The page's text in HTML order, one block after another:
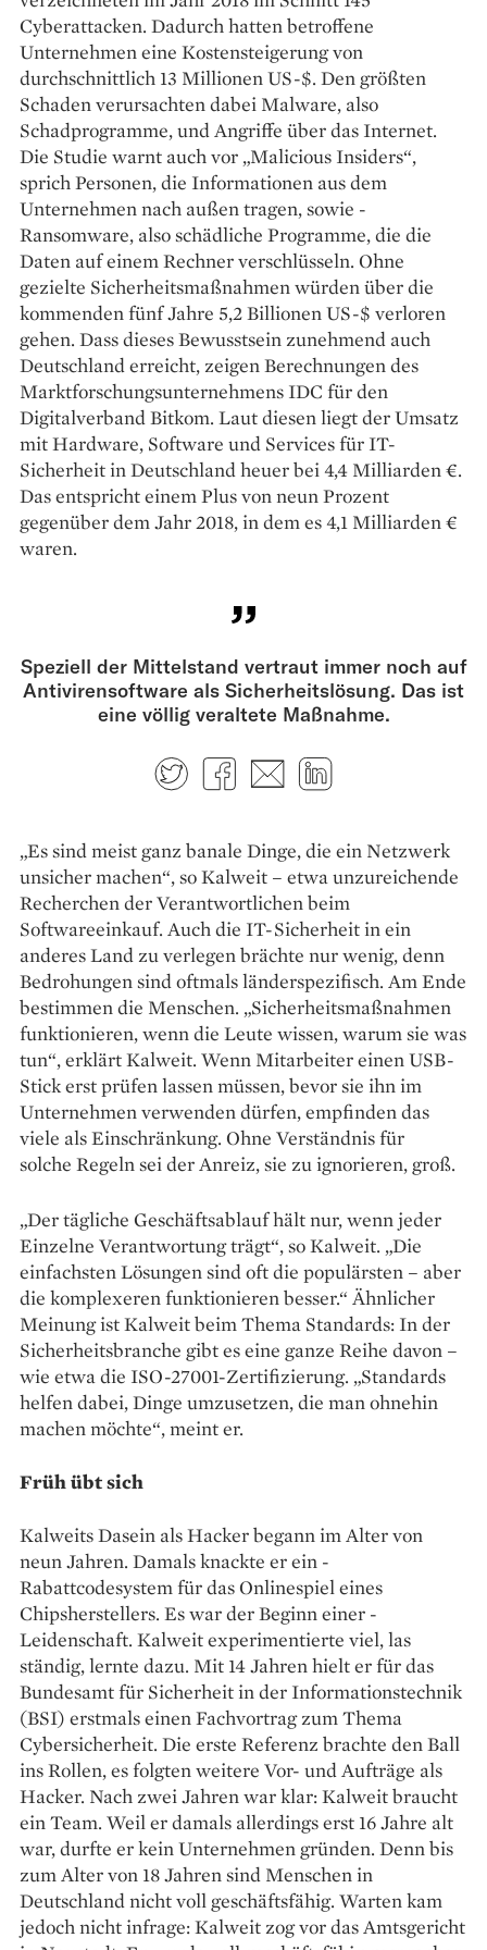
Cyberattacken. Dadurch hatten ­betroffene
Unternehmen eine Kostensteigerung von
durchschnittlich 13 Millionen US-$. Den größten
Schaden verursachten dabei Malware, also
Schadprogramme, und Angriffe über das Internet.
Die Studie warnt auch vor „­Malicious ­Insiders“,
sprich Personen, die Informationen aus dem
Unternehmen nach außen tragen, sowie ­
Ransomware, also schädliche Programme, die die
Daten auf einem Rechner verschlüsseln. Ohne
gezielte Sicherheitsmaßnahmen würden über die
kommenden fünf Jahre 5,2 Billionen US-$ verloren
gehen. Dass dieses Bewusstsein zunehmend auch
Deutschland erreicht, zeigen Berechnungen des
Marktforschungsunternehmens IDC für den
Digitalverband Bitkom. Laut diesen liegt der Umsatz
mit Hardware, Software und ­Services für IT-
Sicherheit in Deutschland heuer bei 4,4 ­Milliarden €.
Das entspricht einem Plus von neun Prozent
gegenüber dem Jahr 2018, in dem es 4,1 Milliarden €
waren.
Speziell der Mittelstand vertraut immer noch auf
Antivirensoftware als Sicherheitslösung. Das ist
eine völlig veraltete Maßnahme.
TwitterFacebook
E-mail
„Es sind meist ganz ­banale Dinge, die ein Netzwerk
unsicher machen“, so Kalweit – etwa unzureichende
Recherchen der Verantwortlichen beim
Softwareeinkauf. Auch die IT-­Sicherheit in ein
anderes Land zu verlegen brächte nur wenig, denn
Bedrohungen sind oftmals länderspezifisch. Am Ende
bestimmen die Menschen. „Sicherheitsmaßnahmen
funktionieren, wenn die ­Leute wissen, warum sie was
tun“, erklärt Kalweit. Wenn Mitarbeiter einen USB-
Stick erst prüfen lassen müssen, bevor sie ihn im
Unternehmen verwenden dürfen, empfinden das
viele als Einschränkung. Ohne Verständnis für
solche ­Regeln sei der Anreiz, sie zu ignorieren, groß.
„Der tägliche Geschäftsablauf hält nur, wenn jeder
Einzelne Verantwortung trägt“, so Kalweit. „Die
einfachsten Lösungen sind oft die populärsten – aber
die komplexeren funktio­nieren ­besser.“ Ähnlicher
Meinung ist Kalweit beim Thema Standards: In der
Sicherheitsbranche gibt es eine ganze Reihe davon –
wie etwa die ISO-27001-Zertifizierung. „Standards
helfen dabei, Dinge umzusetzen, die man ohnehin
machen möchte“, meint er.
Früh übt sich
Kalweits Dasein als Hacker begann im Alter von
neun Jahren. Damals ­knackte er ein ­
Rabattcodesystem für das Onlinespiel ­eines
Chipsherstellers. Es war der Beginn ­einer ­
Leidenschaft. Kalweit experimentierte viel, las
ständig, lernte dazu. Mit 14 Jahren hielt er für das
Bundesamt für Sicherheit in der Informationstechnik
(BSI) erstmals einen Fachvortrag zum Thema
Cybersicherheit. Die erste Referenz brachte den Ball
ins Rollen, es folgten ­weitere Vor- und Aufträge als
Hacker. Nach zwei Jahren war klar: Kalweit braucht
ein Team. Weil er damals allerdings erst 16 Jahre alt
war, durfte er kein Unternehmen gründen. Denn bis
zum Alter von 18 Jahren sind Menschen in
Deutschland nicht voll geschäftsfähig. Warten kam
jedoch nicht infrage: Kalweit zog vor das Amtsgericht